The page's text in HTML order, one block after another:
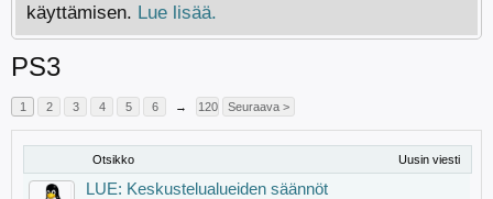
käyttämisen. Lue lisää.
PS3
1 2 3 4 5 6 → 120 Seuraava >
Otsikko Uusin viesti
LUE: Keskustelualueiden säännöt